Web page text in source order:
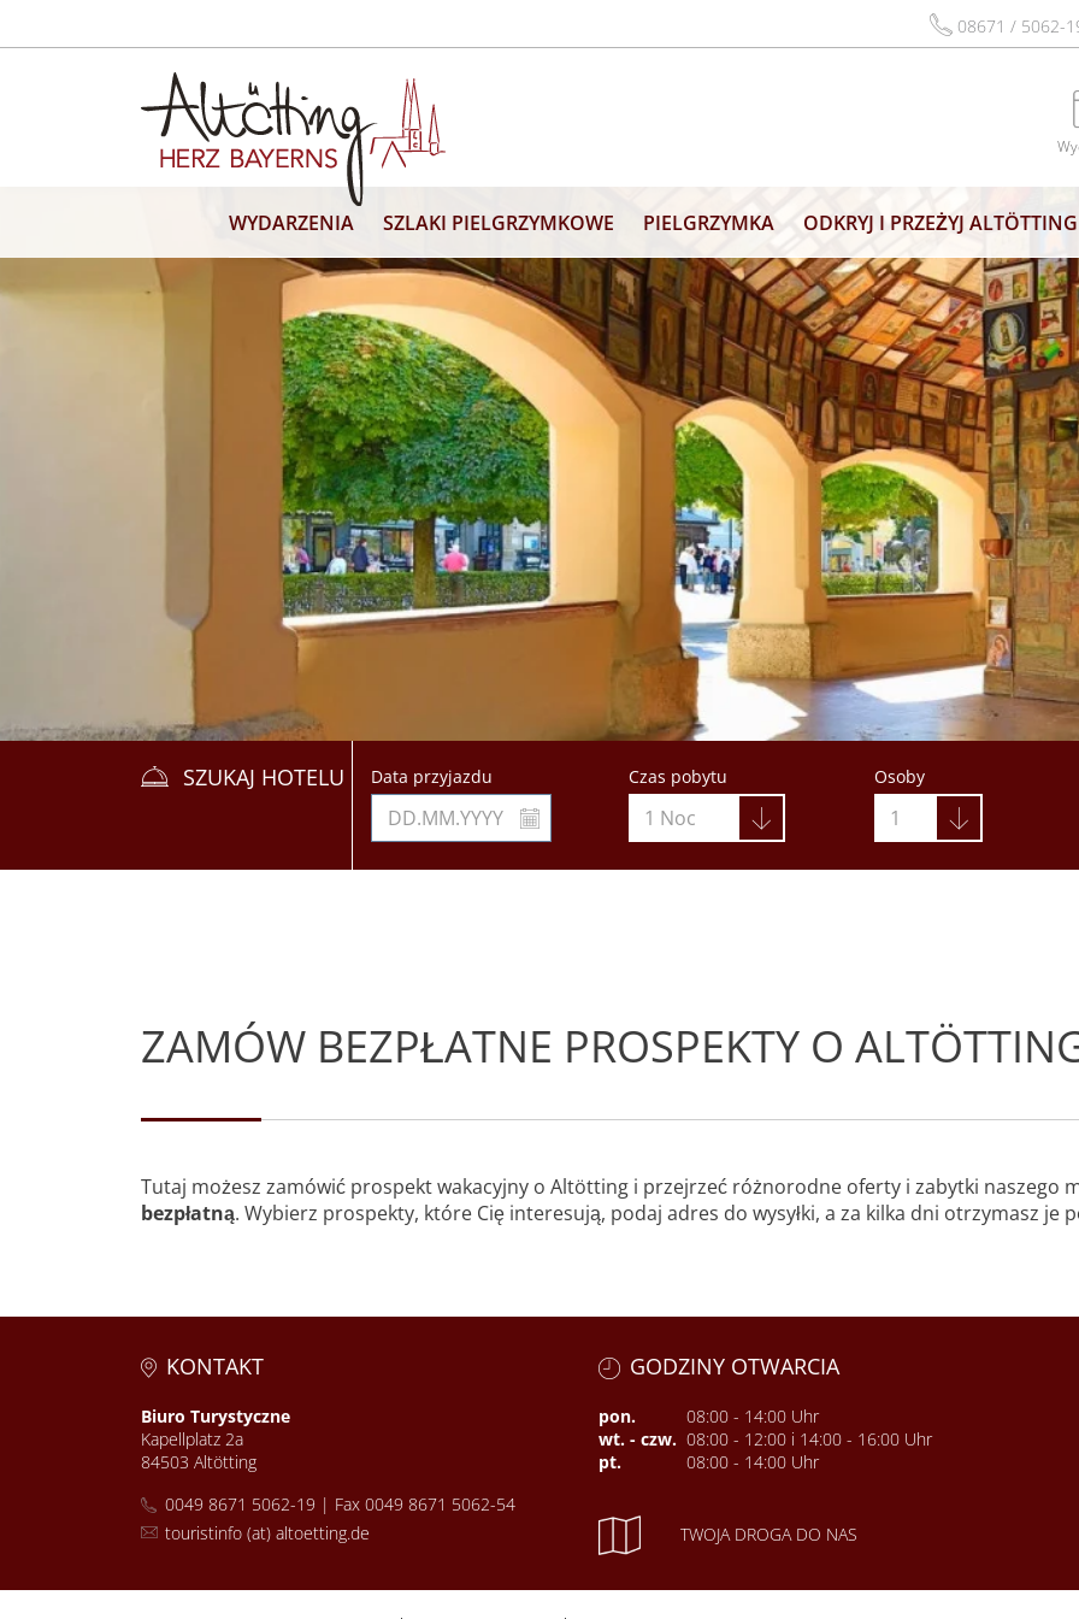
08671 / 5062-
WYDARZENIA SZLAKI PIELGRZYMKOWE PIELGRZYMKA ODKRYJ I PRZEŻYJ ALTÖTTING
SZUKAJ HOTELU Data przyjazdu Czas pobytu
1 Noc
Osoby
1
ZAMÓW BEZPŁATNE PROSPEKTY O
Tutaj możesz zamówić prospekt wakacyjny o Altötting i przejrzeć różnorodne oferty i zabytki naszego
bezpłatną. Wybierz prospekty, które Cię interesują, podaj adres do wysyłki, a za kilka dni otrzymasz je
KONTAKT
Biuro Turystyczne
Kapellplatz 2a
84503 Altötting
0049 8671 5062-19 | Fax 0049 8671 5062-54
touristinfo (at) altoetting.de
GODZINY OTWARCIA
pon.
08:00 - 14:00 Uhr
wt. - czw. 08:00 - 12:00 i 14:00 - 16:00 Uhr
pt.
08:00 - 14:00 Uhr
TWOJA DROGA DO NAS